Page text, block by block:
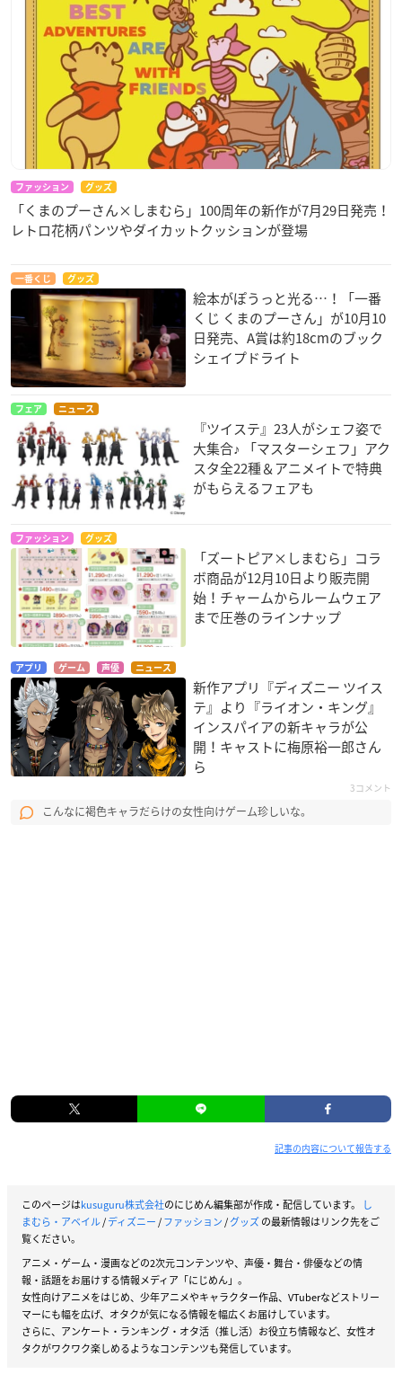
ファッション グッズ
「くまのプーさん×しまむら」100周年の新作が7月29日発売！
レトロ花柄パンツやダイカットクッションが登場
一番くじ グッズ
絵本がぽうっと光る…！「一番
くじ くまのプーさん」が10月10
日発売、A賞は約18cmのブック
シェイプドライト
フェア ニュース
『ツイステ』23人がシェフ姿で
大集合♪ 「マスターシェフ」アク
スタ全22種＆アニメイトで特典
がもらえるフェアも
ファッション グッズ
「ズートピア×しまむら」コラ
ボ商品が12月10日より販売開
始！チャームからルームウェア
まで圧巻のラインナップ
アプリ ゲーム 声優 ニュース
新作アプリ『ディズニー ツイス
テ』より『ライオン・キング』
インスパイアの新キャラが公
開！キャストに梅原裕一郎さん
ら
3コメント
こんなに褐色キャラだらけの女性向けゲーム珍しいな。
記事の内容について報告する
このページはkusuguru株式会社のにじめん編集部が作成・配信しています。
し
まむら・アベイル/ディズニー/ファッション/グッズの最新情報はリンク先をご
覧ください。
アニメ・ゲーム・漫画などの2次元コンテンツや、声優・舞台・俳優などの情
報・話題をお届けする情報メディア「にじめん」。
女性向けアニメをはじめ、少年アニメやキャラクター作品、VTuberなどストリー
マーにも幅を広げ、オタクが気になる情報を幅広くお届けしています。
さらに、アンケート・ランキング・オタ活（推し活）お役立ち情報など、女性オ
タクがワクワク楽しめるようなコンテンツも発信しています。